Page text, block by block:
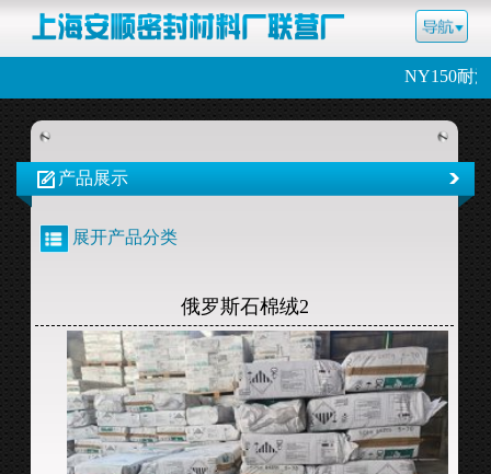
NY150耐
产品展示
展开产品分类
俄罗斯石棉绒2